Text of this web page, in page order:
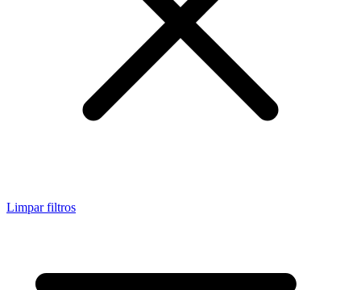
Limpar filtros